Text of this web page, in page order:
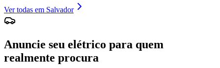
Ver todas em Salvador
Anuncie seu elétrico para quem
realmente procura